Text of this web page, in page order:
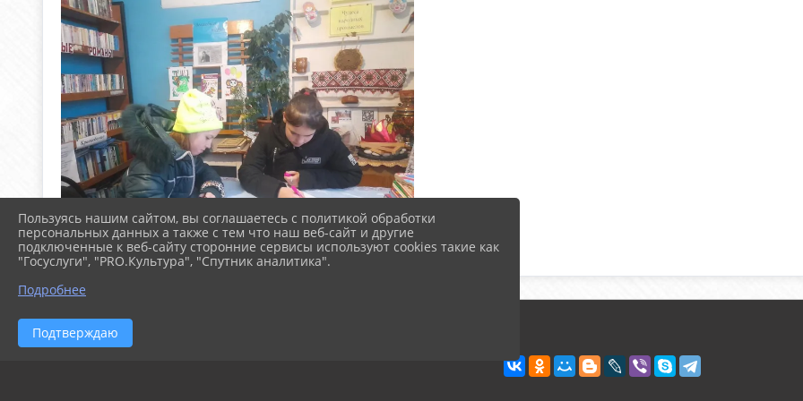
Пользуясь нашим сайтом, вы соглашаетесь с политикой обработки
персональных данных а также с тем что наш веб-сайт и другие
подключенные к веб-сайту сторонние сервисы используют cookies такие как
"Госуслуги", "PRO.Культура", "Спутник аналитика".
Подробнее
Подтверждаю